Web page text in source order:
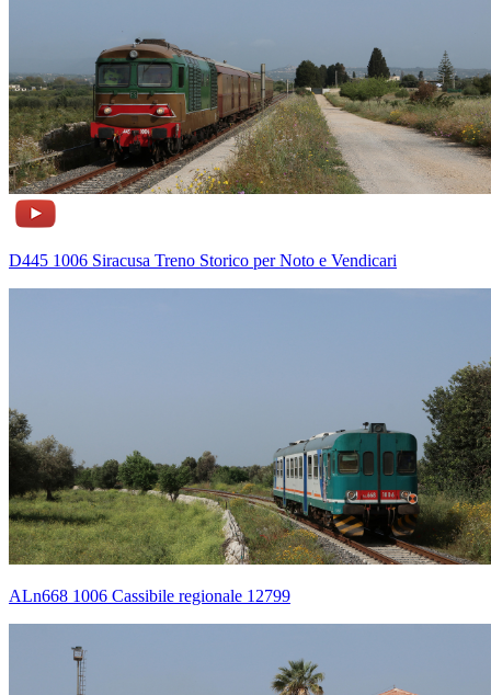
D445 1006 Siracusa Treno Storico per Noto e Vendicari
ALn668 1006 Cassibile regionale 12799